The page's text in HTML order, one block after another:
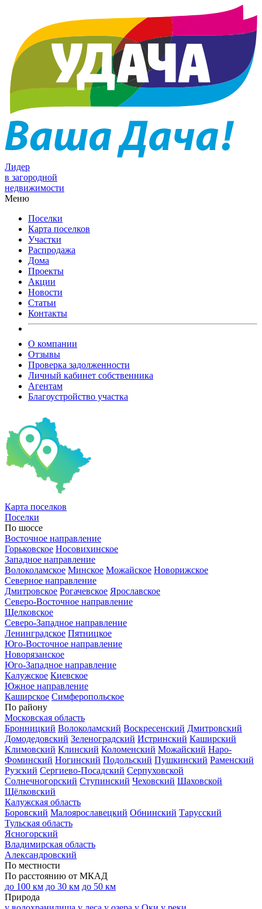
Лидер
в загородной
недвижимости
Меню
Поселки
Карта поселков
Участки
Распродажа
Дома
Проекты
Акции
Новости
Статьи
Контакты
О компании
Отзывы
Проверка задолженности
Личный кабинет собственника
Агентам
Благоустройство участка
Карта поселков
Поселки
По шоссе
Восточное направление
Горьковское Носовихинское
Западное направление
Волоколамское Минское Можайское Новорижское
Северное направление
Дмитровское Рогачевское Ярославское
Северо-Восточное направление
Щелковское
Северо-Западное направление
Ленинградское Пятницкое
Юго-Восточное направление
Новорязанское
Юго-Западное направление
Калужское Киевское
Южное направление
Каширское Симферопольское
По району
Московская область
Бронницкий Волоколамский Воскресенский Дмитровский
Домодедовский Зеленоградский Истринский Каширский
Климовский Клинский Коломенский Можайский Наро-
Фоминский Ногинский Подольский Пушкинский Раменский
Рузский Сергиево-Посадский Серпуховской
Солнечногорский Ступинский Чеховский Шаховской
Щёлковский
Калужская область
Боровский Малоярославецкий Обнинский Тарусский
Тульская область
Ясногорский
Владимирская область
Александровский
По местности
По расстоянию от МКАД
до 100 км до 30 км до 50 км
Природа